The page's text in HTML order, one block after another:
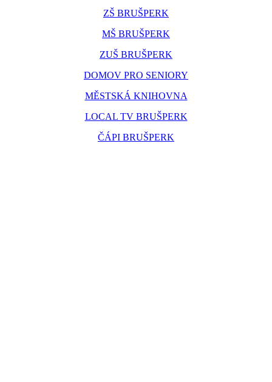
ZŠ BRUŠPERK
MŠ BRUŠPERK
ZUŠ BRUŠPERK
DOMOV PRO SENIORY
MĚSTSKÁ KNIHOVNA
LOCAL TV BRUŠPERK
ČÁPI BRUŠPERK